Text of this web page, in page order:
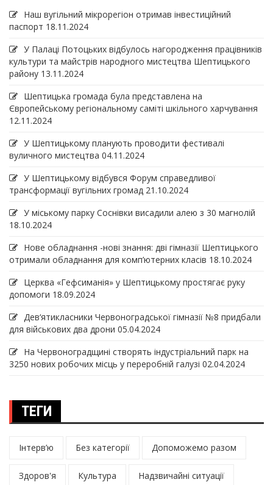
Наш вугільний мікрорегіон отримав інвеcтиційний
паспорт 18.11.2024
У Палаці Потоцьких відбулось нагородження працівників
культури та майстрів народного мистецтва Шептицького
району 13.11.2024
Шептицька громада була представлена на
Європейському регіональному саміті шкільного харчування
12.11.2024
У Шептицькому планують проводити фестивалі
вуличного мистецтва 04.11.2024
У Шептицькому відбувся Форум справедливої
трансформації вугільних громад 21.10.2024
У міському парку Соснівки висадили алею з 30 магнолій
18.10.2024
Нове обладнання -нові знання: дві гімназії Шептицького
отримали обладнання для комп’ютерних класів 18.10.2024
Церква «Гефсиманія» у Шептицькому простягає руку
допомоги 18.09.2024
Дев‘ятикласники Червоноградської гімназії №8 придбали
для військових два дрони 05.04.2024
На Червоноградщині створять індустріальний парк на
3250 нових робочих місць у переробній галузі 02.04.2024
ТЕГИ
Інтерв’ю Без категорії Допоможемо разом
Здоров'я Культура Надзвичайні ситуації